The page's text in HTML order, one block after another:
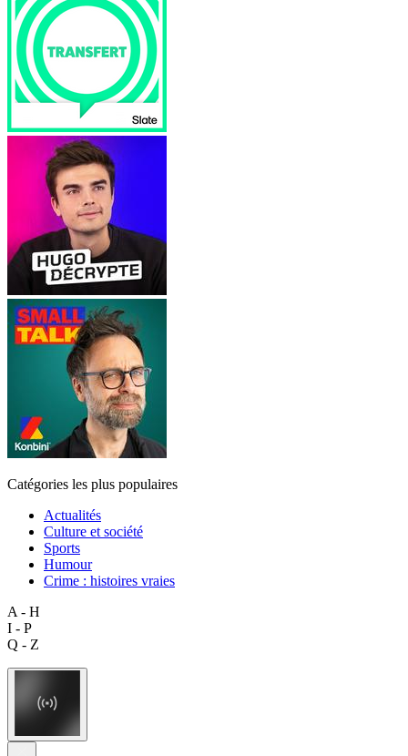
Catégories les plus populaires
Actualités
Culture et société
Sports
Humour
Crime : histoires vraies
A - H
I - P
Q - Z